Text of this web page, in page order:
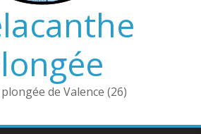
de Valence (26)